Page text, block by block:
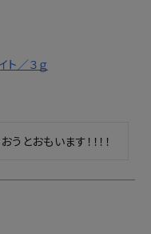
ト／３ｇ
とおもいます！！！！